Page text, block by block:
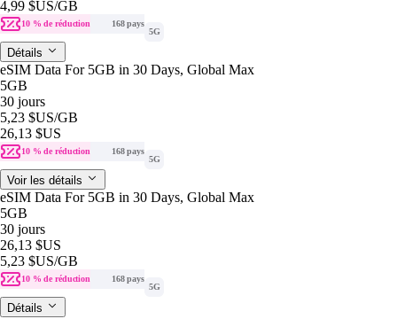
4,99 $US/GB
10 % de réduction
168 pays
5G
Détails
eSIM Data For 5GB in 30 Days, Global Max
5GB
30 jours
5,23 $US/GB
26,13 $US
10 % de réduction
168 pays
5G
Voir les détails
eSIM Data For 5GB in 30 Days, Global Max
5GB
30 jours
26,13 $US
5,23 $US/GB
10 % de réduction
168 pays
5G
Détails